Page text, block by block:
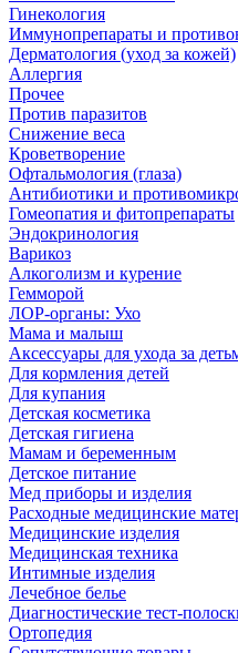
Гинекология
Иммунопрепараты и
Дерматология (уход за кожей)
Аллергия
Прочее
Против паразитов
Снижение веса
Кроветворение
Офтальмология (глаза)
Антибиотики и
Гомеопатия и фитопрепараты
Эндокринология
Варикоз
Алкоголизм и курение
Гемморой
ЛОР-органы: Ухо
Мама и малыш
Аксессуары для ухода за
Для кормления детей
Для купания
Детская косметика
Детская гигиена
Мамам и беременным
Детское питание
Мед приборы и изделия
Расходные медицинские
Медицинские изделия
Медицинская техника
Интимные изделия
Лечебное белье
Диагностические тест-
Ортопедия